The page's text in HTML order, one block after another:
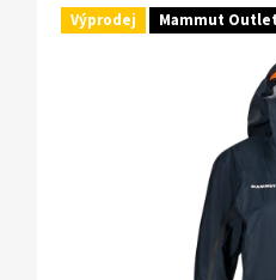
Výprodej Mammut